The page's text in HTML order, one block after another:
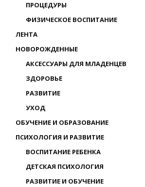
ПРОЦЕДУРЫ
ФИЗИЧЕСКОЕ ВОСПИТАНИЕ
ЛЕНТА
НОВОРОЖДЕННЫЕ
АКСЕССУАРЫ ДЛЯ МЛАДЕНЦЕВ
ЗДОРОВЬЕ
РАЗВИТИЕ
УХОД
ОБУЧЕНИЕ И ОБРАЗОВАНИЕ
ПСИХОЛОГИЯ И РАЗВИТИЕ
ВОСПИТАНИЕ РЕБЕНКА
ДЕТСКАЯ ПСИХОЛОГИЯ
РАЗВИТИЕ И ОБУЧЕНИЕ